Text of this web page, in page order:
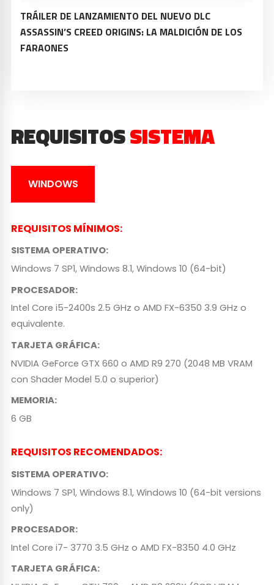
TRÁILER DE LANZAMIENTO DEL NUEVO DLC
ASSASSIN’S CREED ORIGINS: LA MALDICIÓN DE LOS
FARAONES
REQUISITOSSISTEMA
WINDOWS
REQUISITOS MÍNIMOS:
SISTEMA OPERATIVO:
Windows 7 SP1, Windows 8.1, Windows 10 (64-bit)
PROCESADOR:
Intel Core i5-2400s 2.5 GHz o AMD FX-6350 3.9 GHz o
equivalente.
TARJETA GRÁFICA:
NVIDIA GeForce GTX 660 o AMD R9 270 (2048 MB VRAM
con Shader Model 5.0 o superior)
MEMORIA:
6 GB
REQUISITOS RECOMENDADOS:
SISTEMA OPERATIVO:
Windows 7 SP1, Windows 8.1, Windows 10 (64-bit versions
only)
PROCESADOR:
Intel Core i7- 3770 3.5 GHz o AMD FX-8350 4.0 GHz
TARJETA GRÁFICA: